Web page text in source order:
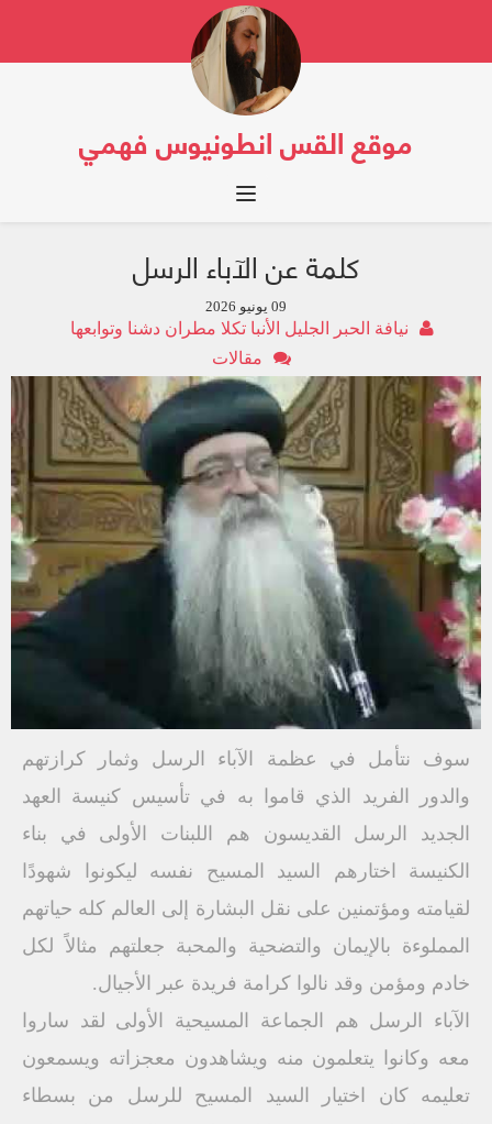
موقع القس انطونيوس فهمي
Toggle navigation
كلمة عن الآباء الرسل
09 يونيو 2026
نيافة الحبر الجليل الأنبا تكلا مطران دشنا وتوابعها
مقالات
سوف نتأمل في عظمة الآباء الرسل وثمار كرازتھم
والدور الفرید الذي قاموا به في تأسیس كنیسة العھد
الجدید الرسل القدیسون ھم اللبنات الأولى في بناء
الكنیسة اختارھم السید المسیح نفسه لیكونوا شھودًا
لقیامته ومؤتمنین على نقل البشارة إلى العالم كله حیاتھم
المملوءة بالإیمان والتضحیة والمحبة جعلتھم مثالاً لكل
خادم ومؤمن وقد نالوا كرامة فریدة عبر الأجیال.
الآباء الرسل ھم الجماعة المسیحیة الأولى لقد ساروا
معه وكانوا یتعلمون منه ویشاھدون معجزاته ویسمعون
تعلیمه كان اختیار السید المسیح للرسل من بسطاء